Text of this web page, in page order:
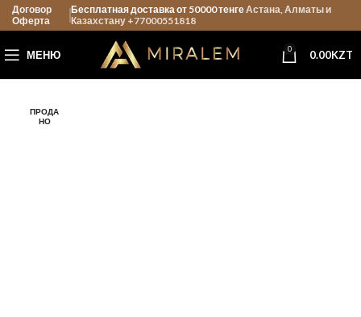
Договор
Оферта
Бесплатная доставка от 50000 тенгеАстана, Алматы и
Казахстану +77000551818
МЕНЮ 0 0.00KZT
ПРОДА
НО